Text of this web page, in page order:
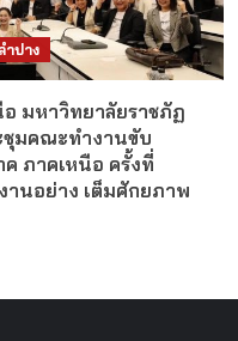
ปาง
มหาวิทยาลัยราชภัฏ
ชุมคณะทำงานขับ
ภาคเหนือ ครั้งที่
นอย่าง เต็มศักยภาพ